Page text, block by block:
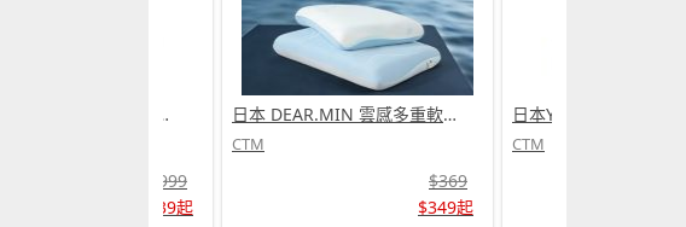
日本Yohome 迷你專業級現磨鮮萃奶泡3合1半自動家庭意式咖啡機 (需訂貨)
$999
$739起
日本 DEAR.MIN 雲感多重軟芯柔托緩壓Peace柔眠枕 (需訂貨)
CTM
$369
$349起
CTM